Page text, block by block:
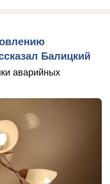
Балицкий
аварийных